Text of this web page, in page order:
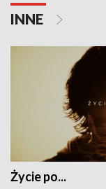
INNE
Życie po...